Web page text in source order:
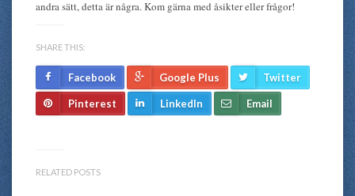
andra sätt, detta är några. Kom gärna med åsikter eller frågor!
SHARE THIS:
Facebook Google Plus Twitter
Pinterest LinkedIn Email
RELATED POSTS